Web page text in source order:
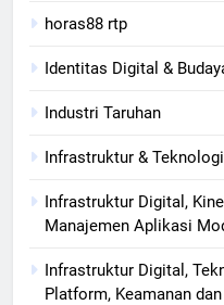
horas88 rtp
Identitas Digital &
Industri Taruhan
Infrastruktur &
Infrastruktur Digital,
Manajemen Aplikasi
Infrastruktur Digital,
Platform, Keamanan